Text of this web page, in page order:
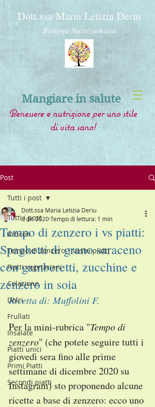
Dott.ssa Maria Letizia Deriu
Biologa Nutrizionista
Mangiare in salute
Benessere e nutrizione per uno stile
di vita sano!
Post
Tutti i post
Articoli
Tempo di zenzero: i vostri piatti
Piatti vegetariani
Colazione
Dolci
Frullati
Insalate
Piatti unici
Primi Piatti
Secondi piatti
Tutti i post
Tempo di zenzero i vs piatti:
Spaghetti di grano saraceno
con gamberetti, zucchine e
zenzero in soia
Dott.ssa Maria Letizia Deriu
8 dic 2020Tempo di lettura: 1 min
Ricetta di: Muffolini F.
Per la mini-rubrica "Tempo di
zenzero" (che potete seguire tutti i
giovedì sera fino alle prime
settimane di dicembre 2020 su
Instagram) sto proponendo alcune
ricette a base di zenzero: ecco uno